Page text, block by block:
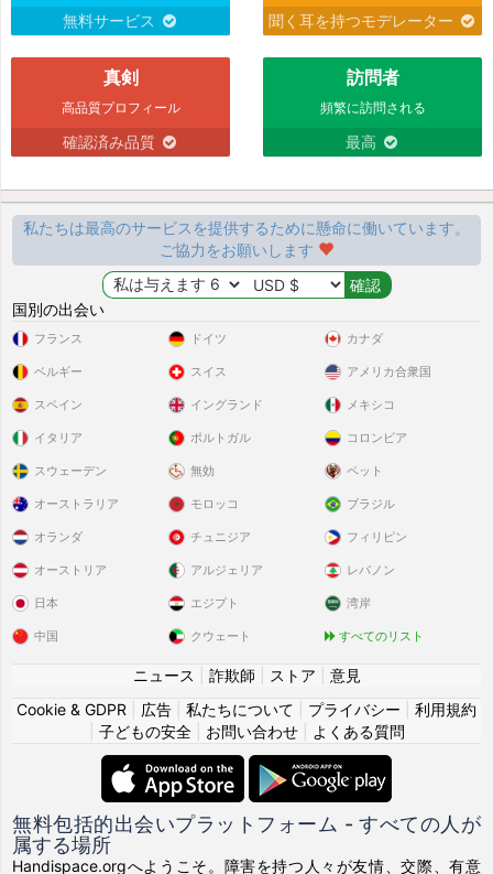
無料サービス 聞く耳を持つモデレーター
真剣
高品質プロフィール
確認済み品質
訪問者
頻繁に訪問される
最高
私たちは最高のサービスを提供するために懸命に働いています。
ご協力をお願いします
国別の出会い
フランス
ベルギー
スペイン
イタリア
スウェーデン
ドイツ
スイス
イングランド
ポルトガル
無効
カナダ
アメリカ合衆国
メキシコ
コロンビア
ペット
オーストラリア
オランダ
オーストリア
日本
中国
モロッコ
チュニジア
アルジェリア
エジプト
クウェート
ブラジル
フィリピン
レバノン
湾岸
すべてのリスト
ニュース 詐欺師 ストア
意見
Cookie & GDPR
広告 私たちについて プライバシー
利用規約
子どもの安全| お問い合わせ| よくある質問
無料包括的出会いプラットフォーム - すべての人が
属する場所
Handispace.orgへようこそ。障害を持つ人々が友情、交際、有意